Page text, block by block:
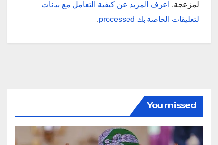
المزعجة.
اعرف المزيد عن كيفية التعامل مع بيانات
التعليقات الخاصة بك processed
.
You missed